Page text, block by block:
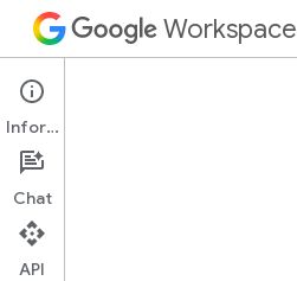
Workspace
Google Calendar
Visão geral
Informações
Chat
API